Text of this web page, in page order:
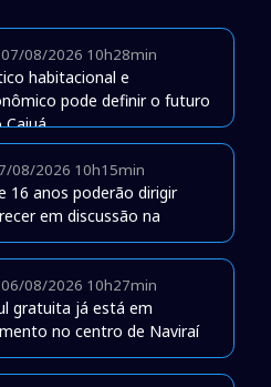
07/08/2026 10h28min
habitacional e
pode definir o futuro
08/2026 10h15min
16 anos poderão dirigir
em discussão na
06/08/2026 10h27min
gratuita já está em
no centro de Naviraí